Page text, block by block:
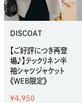
DISCOAT
【ご好評につき再登
場♪】テックリネン半
袖シャツジャケット
《WEB限定》
¥4,950